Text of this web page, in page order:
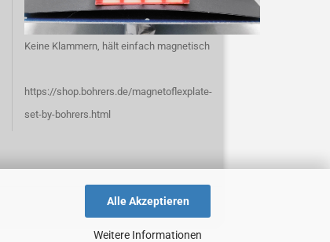
Alle Akzeptieren
Weitere Informationen
Keine Klammern, hält einfach magnetisch
https://shop.bohrers.de/magnetoflexplate-
set-by-bohrers.html